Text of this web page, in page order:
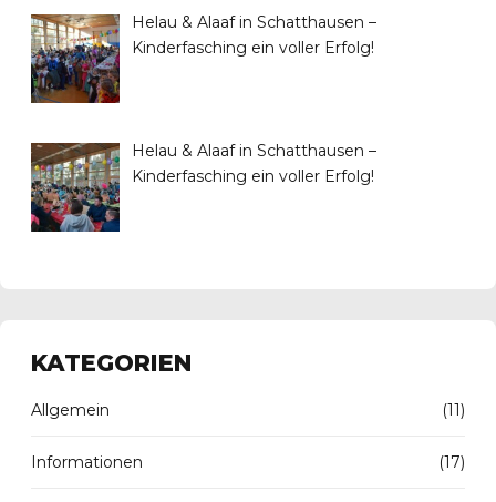
Helau & Alaaf in Schatthausen –
Kinderfasching ein voller Erfolg!
Helau & Alaaf in Schatthausen –
Kinderfasching ein voller Erfolg!
KATEGORIEN
Allgemein (11)
Informationen (17)